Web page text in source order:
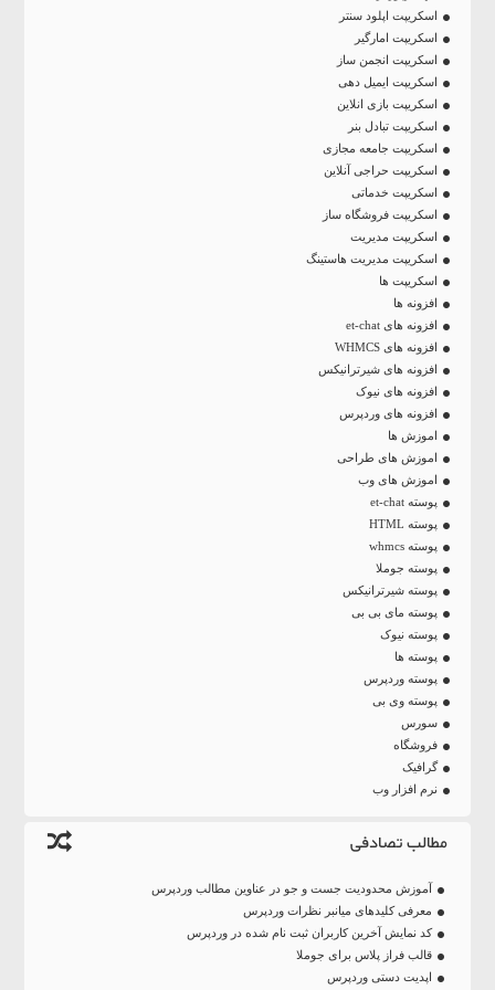
اسکریپت اپلود سنتر
اسکریپت امارگیر
اسکریپت انجمن ساز
اسکریپت ایمیل دهی
اسکریپت بازی انلاین
اسکریپت تبادل بنر
اسکریپت جامعه مجازی
اسکریپت حراجی آنلاین
اسکریپت خدماتی
اسکریپت فروشگاه ساز
اسکریپت مدیریت
اسکریپت مدیریت هاستینگ
اسکریپت ها
افزونه ها
افزونه های et-chat
افزونه های WHMCS
افزونه های شیرترانیکس
افزونه های نیوک
افزونه های وردپرس
اموزش ها
اموزش های طراحی
اموزش های وب
پوسته et-chat
پوسته HTML
پوسته whmcs
پوسته جوملا
پوسته شیرترانیکس
پوسته مای بی بی
پوسته نیوک
پوسته ها
پوسته وردپرس
پوسته وی بی
سورس
فروشگاه
گرافیک
نرم افزار وب
مطالب تصادفی
آموزش محدودیت جست و جو در عناوین مطالب وردپرس
معرفی کلیدهای میانبر نظرات وردپرس
کد نمایش آخرین کاربران ثبت نام شده در وردپرس
قالب فراز پلاس برای جوملا
اپدیت دستی وردپرس